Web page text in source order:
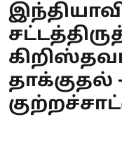
தாக்குதல்